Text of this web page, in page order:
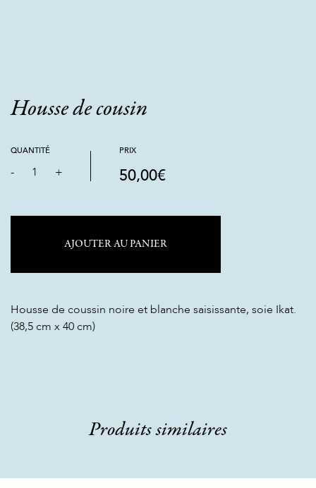
Housse de cousin
QUANTITÉ
- 1 +
PRIX
50,00€
AJOUTER AU PANIER
Housse de coussin noire et blanche saisissante, soie Ikat.
(38,5 cm x 40 cm)
Produits similaires